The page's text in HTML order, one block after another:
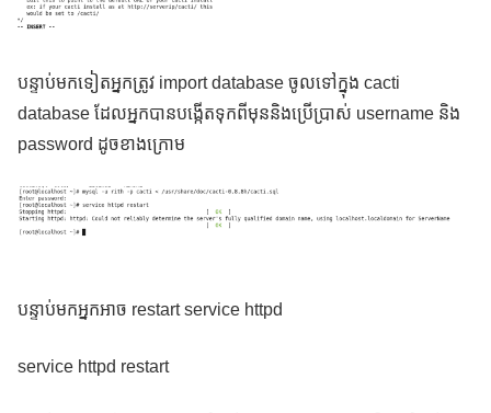
បន្ទាប់មកទៀតអ្នកត្រូវ import database ចូលទៅក្នុង cacti
database ដែលអ្នកបានបង្កើតទុកពីមុននិងប្រើប្រាស់ username និង
password ដូចខាងក្រោម
បន្ទាប់មកអ្នកអាច restart service httpd
service httpd restart